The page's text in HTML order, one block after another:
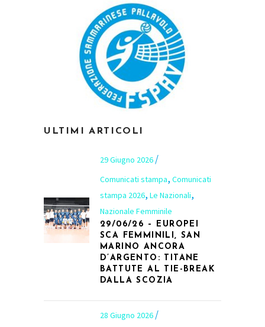
ULTIMI ARTICOLI
29 Giugno 2026
Comunicati stampa, Comunicati
stampa 2026, Le Nazionali,
Nazionale Femminile
29/06/26 – EUROPEI
SCA FEMMINILI, SAN
MARINO ANCORA
D’ARGENTO: TITANE
BATTUTE AL TIE-BREAK
DALLA SCOZIA
28 Giugno 2026